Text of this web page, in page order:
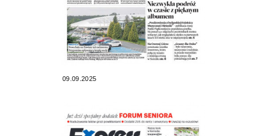
09.09.2025